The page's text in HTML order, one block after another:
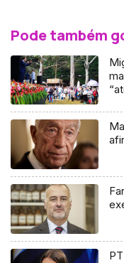
Pode também